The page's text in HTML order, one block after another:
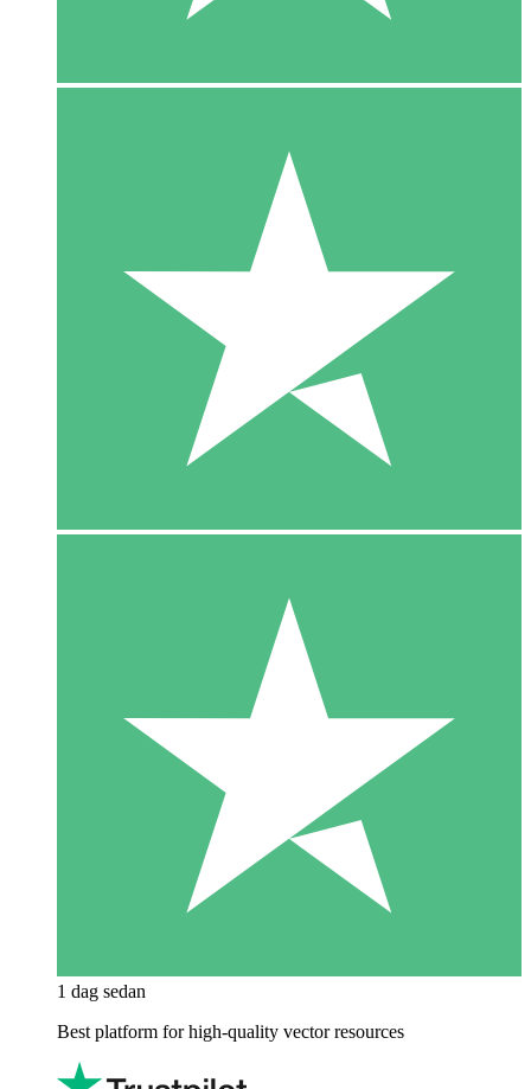
1 dag sedan
Best platform for high-quality vector resources